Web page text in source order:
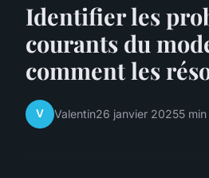
Identifier les
courants du
comment les
V Valentin26 janvier 20255